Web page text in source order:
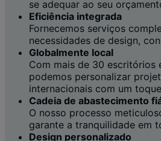
se adequar ao seu
Eficiência integrada
Fornecemos serviços
necessidades de design,
Globalmente local
Com mais de 30 escritórios
podemos personalizar
internacionais com um
Cadeia de abastecimento
O nosso processo
garante a tranquilidade em
Design personalizado